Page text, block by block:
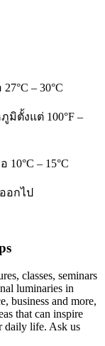
– 30°C
ภูมิตั้งแต่ 100°F –
10°C – 15°C
อกไป
classes, seminars
luminaries in
business and more,
that can inspire
daily life. Ask us